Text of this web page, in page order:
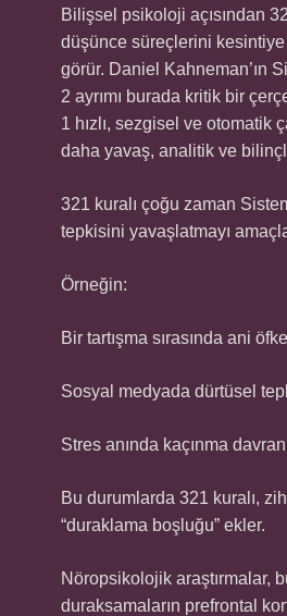
Bilişsel psikoloji açısından
düşünce süreçlerini
görür. Daniel Kahneman’ın
2 ayrımı burada kritik bir
1 hızlı, sezgisel ve otomatik
daha yavaş, analitik ve
321 kuralı çoğu zaman
tepkisini yavaşlatmayı
Örneğin:
Bir tartışma sırasında ani öfke
Sosyal medyada dürtüsel
Stres anında kaçınma
Bu durumlarda 321 kuralı,
“duraklama boşluğu” ekler.
Nöropsikolojik araştırmalar,
duraksamaların prefrontal